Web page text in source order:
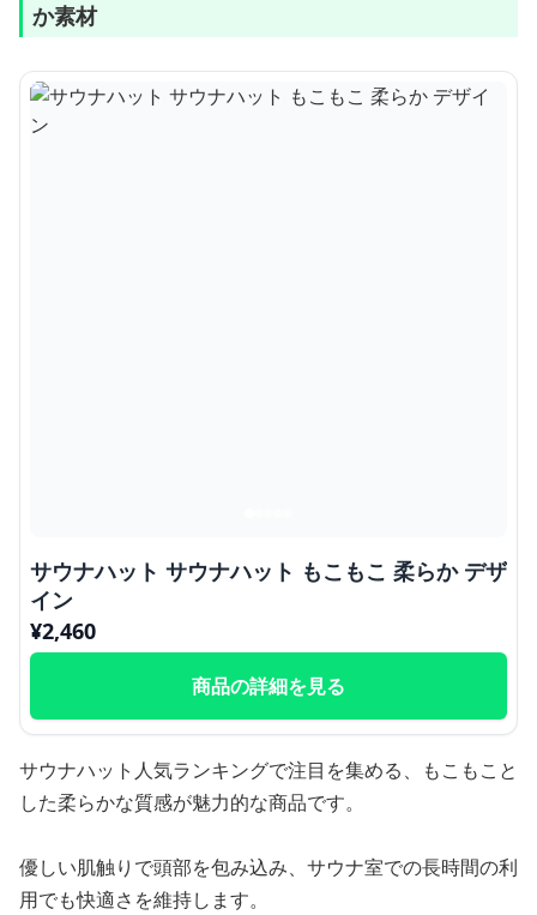
か素材
サウナハット サウナハット もこもこ 柔らか デザ
イン
¥2,460
商品の詳細を見る
サウナハット人気ランキングで注目を集める、もこもこと
した柔らかな質感が魅力的な商品です。
優しい肌触りで頭部を包み込み、サウナ室での長時間の利
用でも快適さを維持します。